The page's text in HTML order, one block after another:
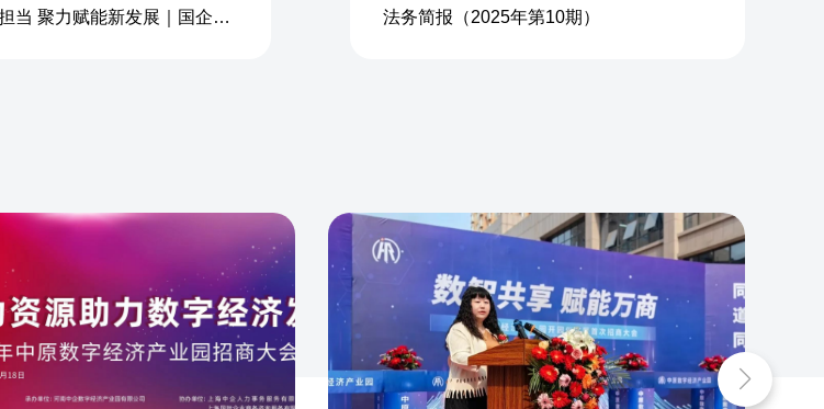
积极履职显担当 聚力赋能新发展｜国企商务&中企人力出席上海现代服务业联合会第五届会员大会第三次会议暨2026服务业高质量发展大会 法务简报（2025年第10期）